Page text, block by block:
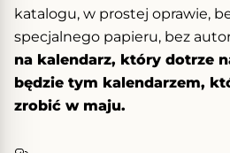
katalogu, w prostej oprawie,
specjalnego papieru, bez
na kalendarz, który dotrze
będzie tym kalendarzem,
zrobić w maju.